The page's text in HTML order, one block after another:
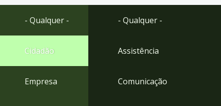
Ir
rodapé
- Qualquer -
Cidadão
Empresa
- Qualquer -
Assistência
Comunicação